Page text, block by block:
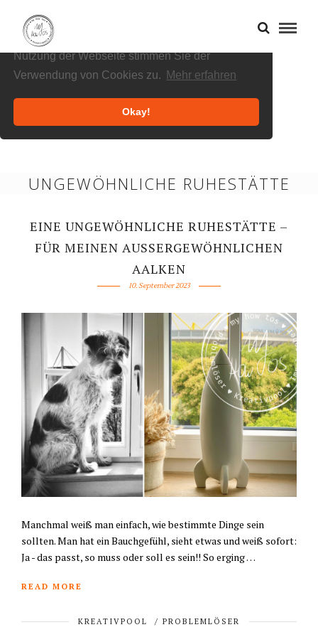
Cookies helfen uns bei der Bereitstellung
unserer Inhalte und Dienste. Durch die weitere
Nutzung der Webseite stimmen Sie der
Verwendung von Cookies zu.
Mehr erfahren
Okay!
UNGEWÖHNLICHE RUHESTÄTTE
EINE UNGEWÖHNLICHE RUHESTÄTTE –
FÜR MEINEN AUSSERGEWÖHNLICHEN A
ALKEN
10. September 2023
Manchmal weiß man einfach, wie bestimmte Dinge sein
sollten. Man hat ein Bauchgefühl, sieht etwas und weiß sofort:
Ja - das passt, so muss oder soll es sein!! So erging …
READ MORE
KREATIVPOOL / PROBLEMLÖSER